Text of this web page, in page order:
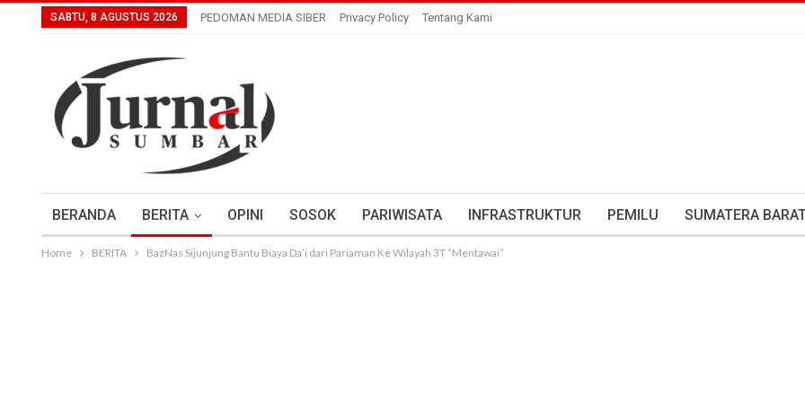
SABTU, 8 AGUSTUS 2026 PEDOMAN MEDIA SIBER Privacy Policy Tentang Kami
BERANDA BERITA OPINI SOSOK PARIWISATA INFRASTRUKTUR PEMILU SUMATERA
Home BERITA BazNas Sijunjung Bantu Biaya Da’i dari Pariaman Ke Wilayah 3T “Mentawai”